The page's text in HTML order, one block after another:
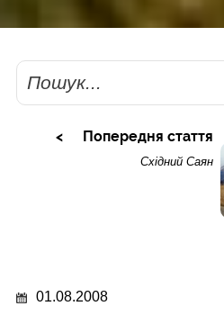
Пошук
Попередня стаття
Східний Саян
01.08.2008